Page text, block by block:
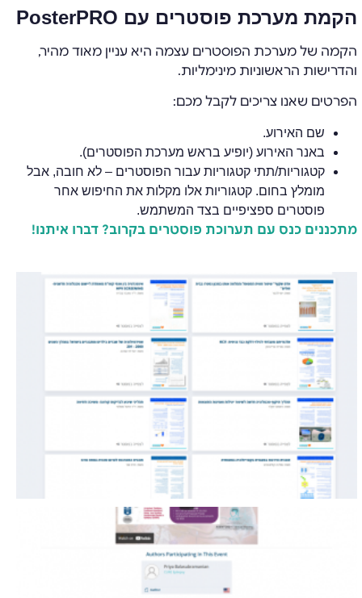
הקמת מערכת פוסטרים עם PosterPRO
הקמה של מערכת הפוסטרים עצמה היא עניין מאוד מהיר,
והדרישות הראשוניות מינימליות.
הפרטים שאנו צריכים לקבל מכם:
שם האירוע.
באנר האירוע (יופיע בראש מערכת הפוסטרים).
קטגוריות/תתי קטגוריות עבור הפוסטרים – לא חובה, אבל
מומלץ בחום. קטגוריות אלו מקלות את החיפוש אחר
פוסטרים ספציפיים בצד המשתמש.
מתכננים כנס עם תערוכת פוסטרים בקרוב? דברו איתנו!